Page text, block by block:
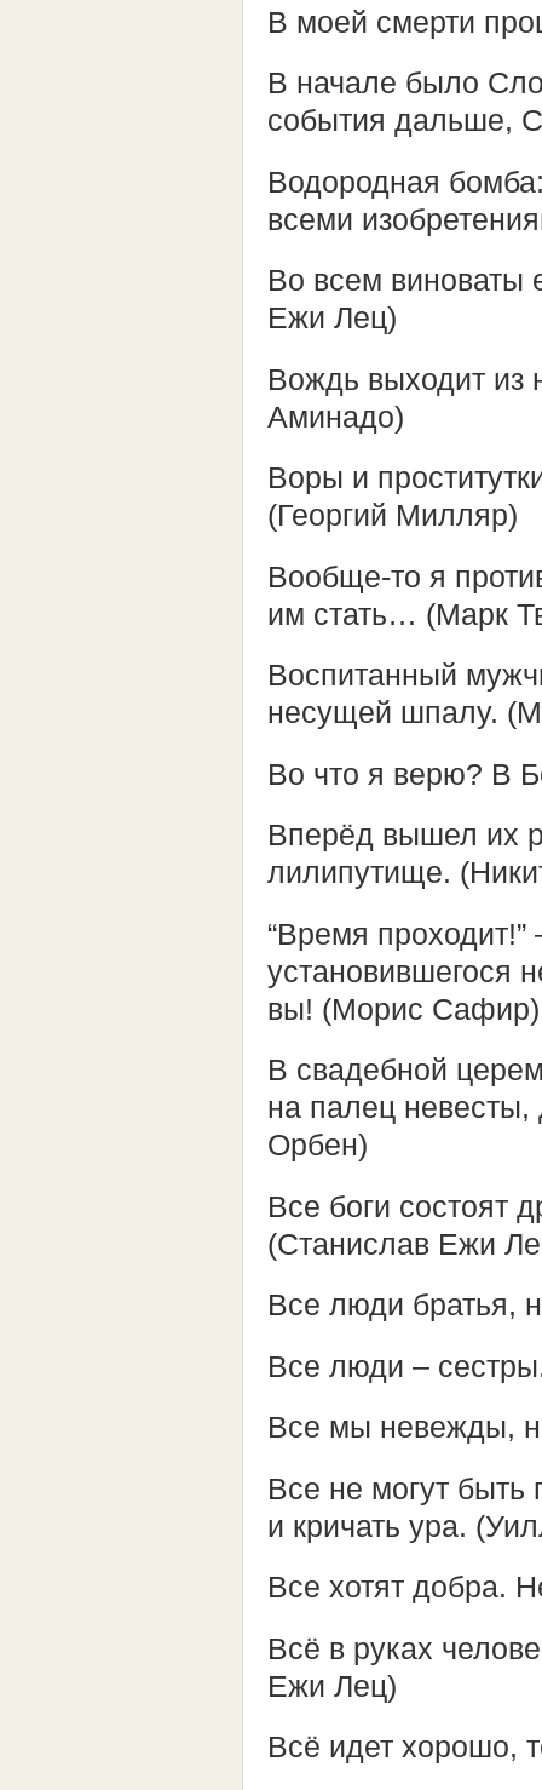
В моей смерти
В начале было
события дальше,
Водородная
всеми
Во всем виноваты
Ежи Лец)
Вождь выходит из
Аминадо)
Воры и
(Георгий Милляр)
Вообще-то я
им стать… (Марк
Воспитанный
несущей шпалу.
Во что я верю? В
Вперёд вышел их
лилипутище.
“Время
установившегося
вы! (Морис Сафир)
В свадебной
на палец невесты,
Орбен)
Все боги состоят
(Станислав Ежи
Все люди братья,
Все люди –
Все мы невежды,
Все не могут быть
и кричать ура.
Все хотят добра.
Всё в руках
Ежи Лец)
Всё идет хорошо,